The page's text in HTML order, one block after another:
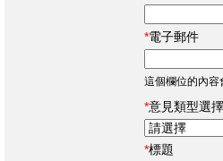
電子郵件
這個欄位的內容
意見類型選擇
標題